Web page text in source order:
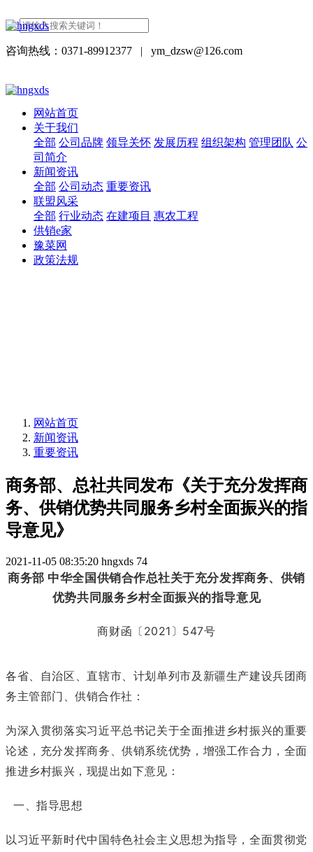
咨询热线：0371-89912377 | ym_dzsw@126.com
网站首页
关于我们
全部 公司品牌 领导关怀 发展历程 组织架构 管理团队 公
司简介
新闻资讯
全部 公司动态 重要资讯
联盟风采
全部 行业动态 在建项目 惠农工程
供销e家
豫菜网
政策法规
网站首页
新闻资讯
重要资讯
商务部、总社共同发布《关于充分发挥商
务、供销优势共同服务乡村全面振兴的指
导意见》
2021-11-05 08:35:20 hngxds 74
商务部 中华全国供销合作总社关于充分发挥商务、供销
优势共同服务乡村全面振兴的指导意见
商财函〔2021〕547号
各省、自治区、直辖市、计划单列市及新疆生产建设兵团商
务主管部门、供销合作社：
为深入贯彻落实习近平总书记关于全面推进乡村振兴的重要
论述，充分发挥商务、供销系统优势，增强工作合力，全面
推进乡村振兴，现提出如下意见：
一、指导思想
以习近平新时代中国特色社会主义思想为指导，全面贯彻党